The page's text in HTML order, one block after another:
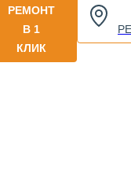
РЕМОНТ
В 1
КЛИК